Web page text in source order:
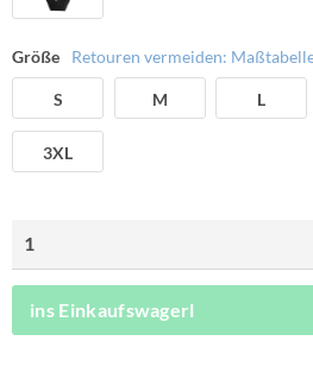
Größe Retouren vermeiden:
S M L
3XL
ins Einkaufswagerl